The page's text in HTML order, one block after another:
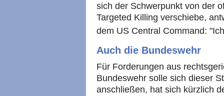
sich der Schwerpunkt von der
Targeted Killing verschiebe,
dem US Central Command:
Auch die Bundeswehr
Für Forderungen aus
Bundeswehr solle sich dieser
anschließen, hat sich kürzlich